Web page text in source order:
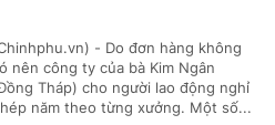
- Do đơn hàng không
nên công ty của bà Kim Ngân
Tháp) cho người lao động nghỉ
năm theo từng xưởng. Một số...